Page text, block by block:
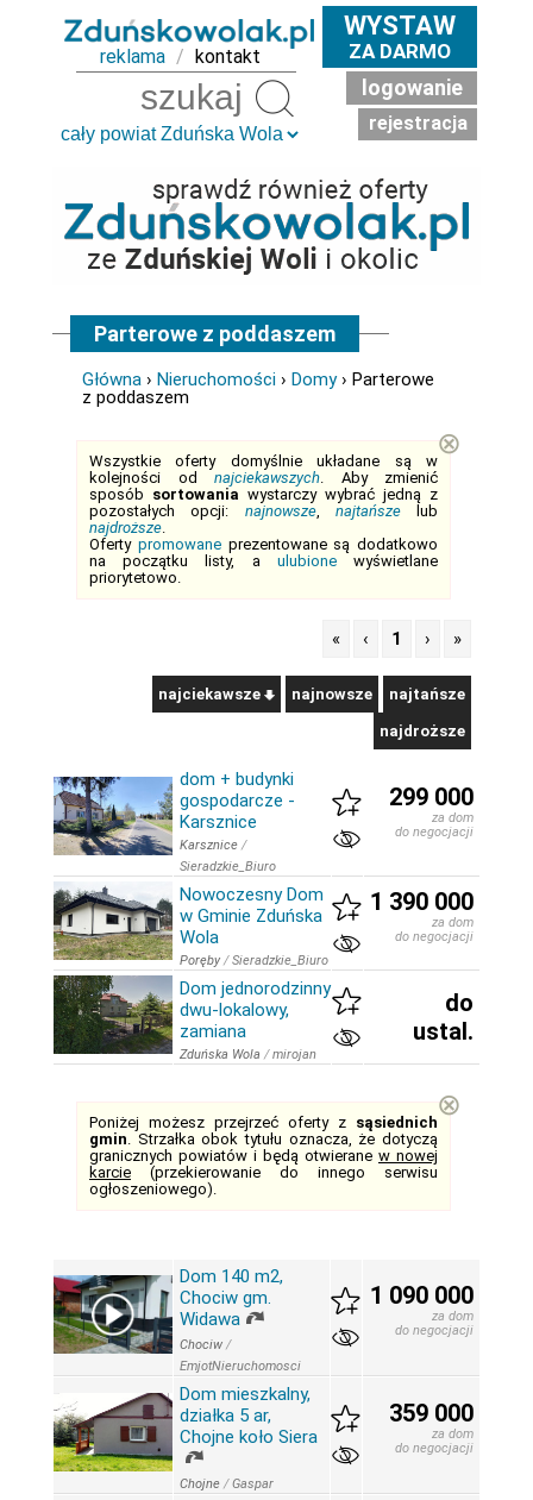
reklama / kontakt
WYSTAW
ZA DARMO
logowanie
rejestracja
Parterowe z poddaszem
Główna › Nieruchomości › Domy› Parterowe
z poddaszem
Wszystkie oferty domyślnie układane są w
kolejności od najciekawszych. Aby zmienić
sposób sortowania wystarczy wybrać jedną z
pozostałych opcji: najnowsze, najtańszelub
najdroższe.
Oferty promowaneprezentowane są dodatkowo
na początku listy, a ulubionewyświetlane
priorytetowo.
⊗
« ‹ 1 › »
najciekawsze najnowsze najtańsze
najdroższe
dom + budynki
gospodarcze -
Karsznice
Karsznice /
Sieradzkie_Biuro
299 000
za dom
do negocjacji
Nowoczesny Dom
w Gminie Zduńska
Wola
Poręby /Sieradzkie_Biuro
1 390 000
za dom
do negocjacji
Dom jednorodzinny
dwu-lokalowy,
zamiana
Zduńska Wola /mirojan
do
ustal.
Poniżej możesz przejrzeć oferty z sąsiednich
gmin. Strzałka obok tytułu oznacza, że dotyczą
granicznych powiatów i będą otwierane w nowej
karcie (przekierowanie do innego serwisu
ogłoszeniowego).
⊗
Dom 140 m2,
Chociw gm.
Widawa
Chociw /
EmjotNieruchomosci
1 090 000
za dom
do negocjacji
Dom mieszkalny,
działka 5 ar,
Chojne koło Siera
Chojne /Gaspar
359 000
za dom
do negocjacji